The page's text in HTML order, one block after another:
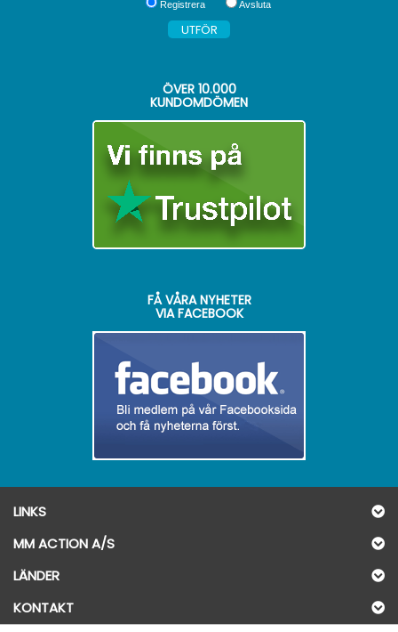
Registrera Avsluta
ÖVER 10.000
KUNDOMDÖMEN
FÅ VÅRA NYHETER
VIA FACEBOOK
LINKS
MM ACTION A/S
LÄNDER
KONTAKT